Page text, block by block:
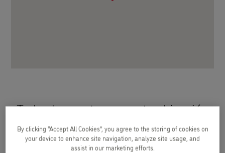
Todos los centros en esta ubicación
Kids&Us Clavería
By clicking “Accept All Cookies”, you agree to the storing of cookies on
your device to enhance site navigation, analyze site usage, and
assist in our marketing efforts.